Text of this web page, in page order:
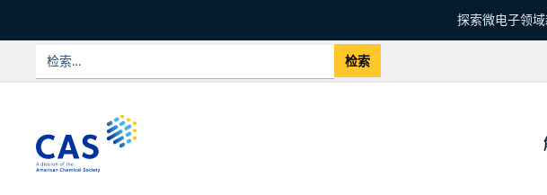
探索微电子领域